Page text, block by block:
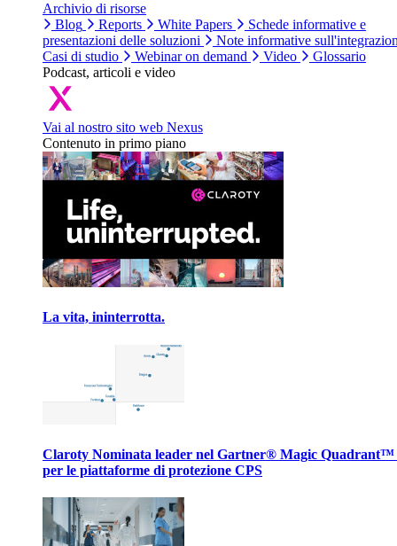
Archivio di risorse
Blog
Reports White Papers
Schede informative e
presentazioni delle soluzioni
Note informative
Casi di studio
Webinar on demand Video
Glossario
Podcast, articoli e video
Vai al nostro sito web Nexus
Contenuto in primo piano
La vita, ininterrotta.
Claroty Nominata leader nel Gartner® Magic Quadrant™
per le piattaforme di protezione CPS